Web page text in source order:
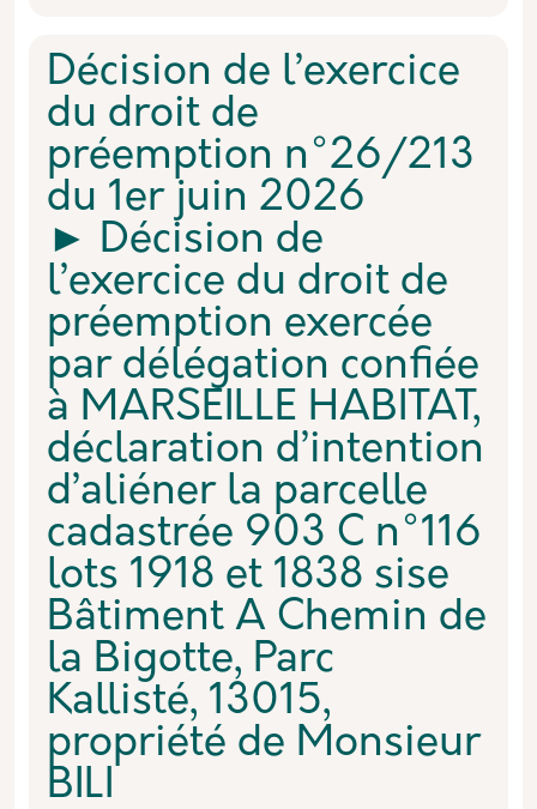
Décision de l’exercice
du droit de
préemption n°26/213
du 1er juin 2026
► Décision de
l’exercice du droit de
préemption exercée
par délégation confiée
à MARSEILLE HABITAT,
déclaration d’intention
d’aliéner la parcelle
cadastrée 903 C n°116
lots 1918 et 1838 sise
Bâtiment A Chemin de
la Bigotte, Parc
Kallisté, 13015,
propriété de Monsieur
BILI